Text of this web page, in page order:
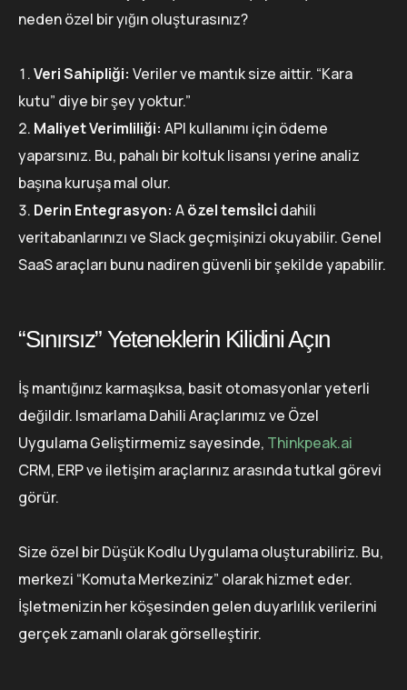
neden özel bir yığın oluşturasınız?
Veri Sahipliği: Veriler ve mantık size aittir. “Kara
kutu” diye bir şey yoktur.”
Maliyet Verimliliği: API kullanımı için ödeme
yaparsınız. Bu, pahalı bir koltuk lisansı yerine analiz
başına kuruşa mal olur.
Derin Entegrasyon: Aözel temsi̇lci̇dahili
veritabanlarınızı ve Slack geçmişinizi okuyabilir. Genel
SaaS araçları bunu nadiren güvenli bir şekilde yapabilir.
“Sınırsız” Yeteneklerin Kilidini Açın
İş mantığınız karmaşıksa, basit otomasyonlar yeterli
değildir. Ismarlama Dahili Araçlarımız ve Özel
Uygulama Geliştirmemiz sayesinde, Thinkpeak.ai
CRM, ERP ve iletişim araçlarınız arasında tutkal görevi
görür.
Size özel bir Düşük Kodlu Uygulama oluşturabiliriz. Bu,
merkezi “Komuta Merkeziniz” olarak hizmet eder.
İşletmenizin her köşesinden gelen duyarlılık verilerini
gerçek zamanlı olarak görselleştirir.